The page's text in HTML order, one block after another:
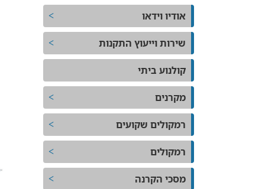
אודיו וידאו
שירות וייעוץ התקנות
קולנוע ביתי
מקרנים
רמקולים שקועים
רמקולים
מסכי הקרנה